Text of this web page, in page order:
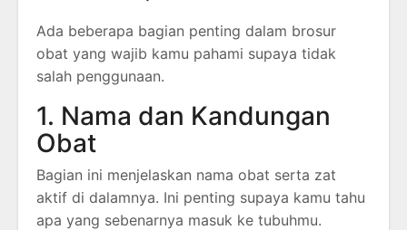
Ada beberapa bagian penting dalam brosur
obat yang wajib kamu pahami supaya tidak
salah penggunaan.
1. Nama dan Kandungan
Obat
Bagian ini menjelaskan nama obat serta zat
aktif di dalamnya. Ini penting supaya kamu tahu
apa yang sebenarnya masuk ke tubuhmu.